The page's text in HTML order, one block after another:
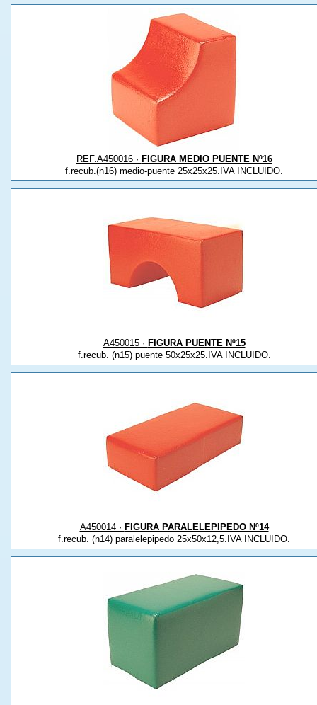
REF.A450016 · FIGURA MEDIO PUENTE Nº16
f.recub.(n16) medio-puente 25x25x25.IVA INCLUIDO.
A450015 · FIGURA PUENTE Nº15
f.recub. (n15) puente 50x25x25.IVA INCLUIDO.
A450014 · FIGURA PARALELEPIPEDO Nº14
f.recub. (n14) paralelepipedo 25x50x12,5.IVA INCLUIDO.